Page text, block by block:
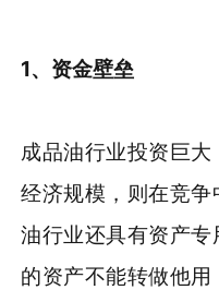
1、资金壁垒
成品油行业投资巨
经济规模，则在竞
油行业还具有资产
的资产不能转做他